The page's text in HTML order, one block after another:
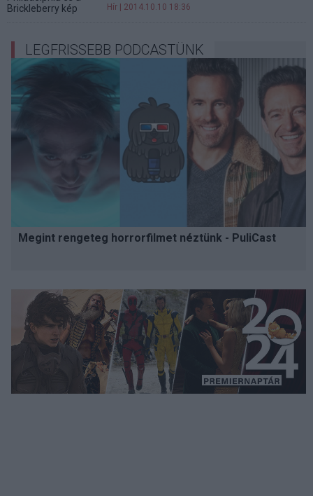
Hír | 2014.10.10 18:36
LEGFRISSEBB PODCASTÜNK
Megint rengeteg horrorfilmet néztünk - PuliCast